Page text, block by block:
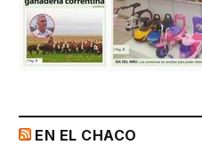
EN EL CHACO